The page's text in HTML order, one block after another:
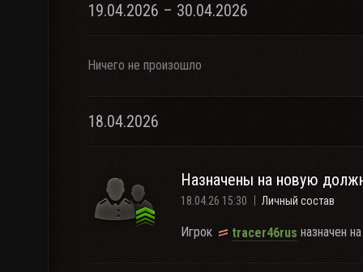
19.04.2026 – 30.04.2026
Ничего не произошло
18.04.2026
Назначены на новую
18.04.26 15:30 Личный состав
Игрок tracer46rus назначен